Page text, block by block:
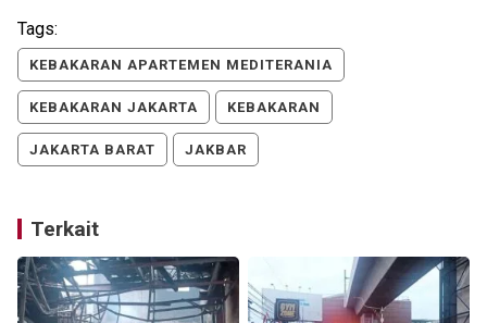
Tags:
KEBAKARAN APARTEMEN MEDITERANIA
KEBAKARAN JAKARTA KEBAKARAN
JAKARTA BARAT JAKBAR
Terkait